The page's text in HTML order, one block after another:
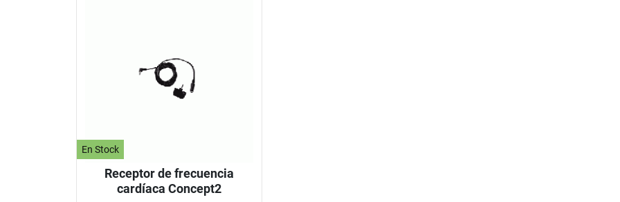
En Stock
Receptor de frecuencia
cardíaca Concept2